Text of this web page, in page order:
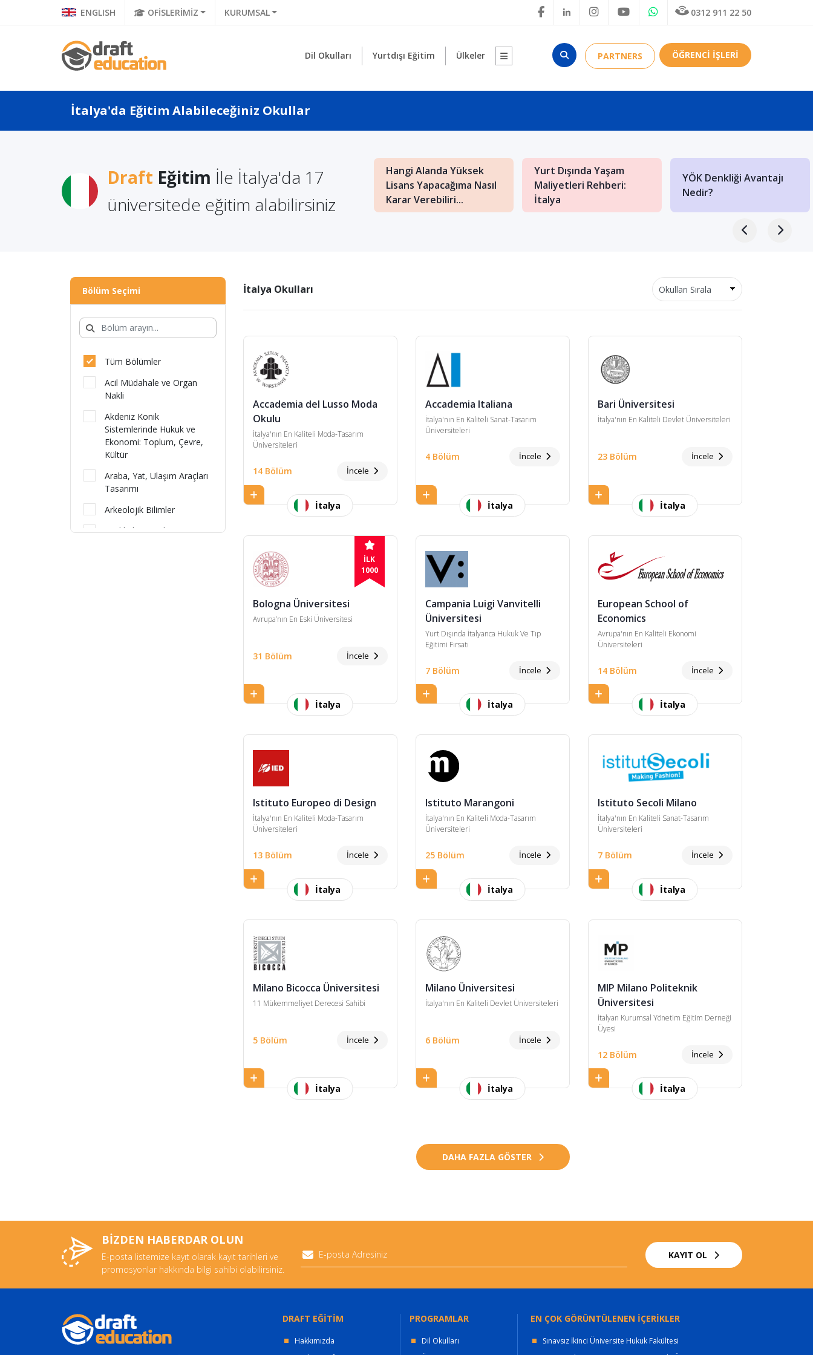
ENGLISH OFİSLERİMİZ KURUMSAL 0312 911 22 50
Dil Okulları Yurtdışı Eğitim Ülkeler PARTNERS ÖĞRENCİ İŞLERİ
İtalya'da Eğitim Alabileceğiniz Okullar
Draft Eğitim İle İtalya'da 17
üniversitede eğitim alabilirsiniz
Sınavsız Giriş: Avrupa
Üniversitelerinin
Eğitimdeki Yenilikç...
Eğitim Vizesi Nedir? Nasıl
Hangi Alanda Yüksek
Lisans Yapacağıma Nasıl
Karar Verebiliri...
Yurt Dışında Yaşam
Maliyetleri Rehberi:
İtalya
YÖK Denkliği Avantajı
Nedir?
Bölüm Seçimi
Tüm Bölümler
Acil Müdahale ve Organ
Nakli
Akdeniz Konik
Sistemlerinde Hukuk ve
Ekonomi: Toplum, Çevre,
Kültür
Araba, Yat, Ulaşım Araçları
Tasarımı
Arkeolojik Bilimler
Ayakkabı ve Takı Tasarımı
Ekolojisi ve Deniz
Kaynaklarının Sürdürülebilir
Kullanımı
Diller, Kültürler, Edebiyat,
Çeviri
İtalya Okulları
Accademia del Lusso Moda
Okulu
İtalya'nın En Kaliteli Moda-Tasarım
Üniversiteleri
14 Bölüm İncele
İtalya
Accademia Italiana
İtalya'nın En Kaliteli Sanat-Tasarım
Üniversiteleri
4 Bölüm İncele
İtalya
Bari Üniversitesi
İtalya'nın En Kaliteli Devlet Üniversiteleri
23 Bölüm İncele
İtalya
İLK
1000
Bologna Üniversitesi
Avrupa’nın En Eski Üniversitesi
31 Bölüm İncele
İtalya
Campania Luigi Vanvitelli
Üniversitesi
Yurt Dışında İtalyanca Hukuk Ve Tıp
Eğitimi Fırsatı
7 Bölüm İncele
İtalya
European School of
Economics
Avrupa'nın En Kaliteli Ekonomi
Üniversiteleri
14 Bölüm İncele
İtalya
Istituto Europeo di Design
İtalya'nın En Kaliteli Moda-Tasarım
Üniversiteleri
13 Bölüm İncele
İtalya
Istituto Marangoni
İtalya'nın En Kaliteli Moda-Tasarım
Üniversiteleri
25 Bölüm İncele
İtalya
Istituto Secoli Milano
İtalya'nın En Kaliteli Sanat-Tasarım
Üniversiteleri
7 Bölüm İncele
İtalya
Milano Bicocca Üniversitesi
11 Mükemmeliyet Derecesi Sahibi
5 Bölüm İncele
İtalya
Milano Üniversitesi
İtalya'nın En Kaliteli Devlet Üniversiteleri
6 Bölüm İncele
İtalya
MIP Milano Politeknik
Üniversitesi
İtalyan Kurumsal Yönetim Eğitim Derneği
Üyesi
12 Bölüm İncele
İtalya
DAHA FAZLA GÖSTER
BİZDEN HABERDAR OLUN
E-posta listemize kayıt olarak kayıt tarihleri ve
promosyonlar hakkında bilgi sahibi olabilirsiniz.
KAYIT OL
DRAFT EĞİTİM
Hakkımızda
PROGRAMLAR
Dil Okulları
EN ÇOK GÖRÜNTÜLENEN İÇERİKLER
Sınavsız İkinci Üniversite Hukuk Fakültesi